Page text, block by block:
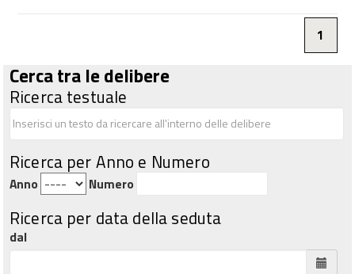
1
Cerca tra le delibere
Ricerca testuale
Ricerca per Anno e Numero
Anno Numero
Ricerca per data della seduta
dal